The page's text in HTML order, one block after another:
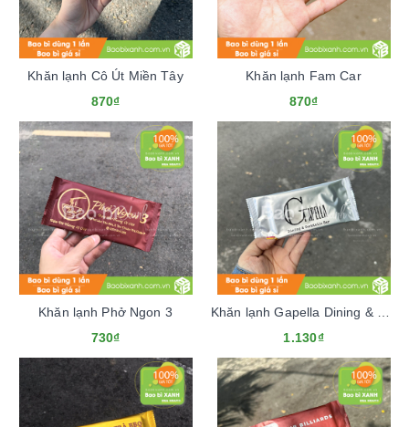
Khăn lạnh Cô Út Miền Tây
870₫
Khăn lạnh Fam Car
870₫
Khăn lạnh Phở Ngon 3
730₫
1.130₫